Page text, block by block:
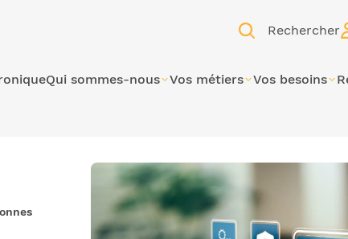
Rechercher
Qui sommes-nous Vos métiers Vos besoins